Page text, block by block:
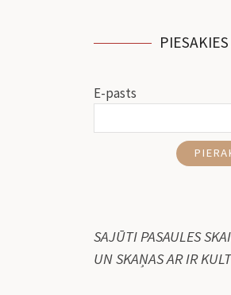
E-pasts
SAJŪTI PASAULES
UN SKAŅAS AR IR